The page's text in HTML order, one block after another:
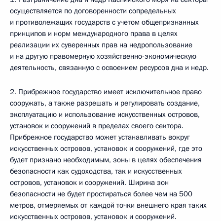
осуществляется по договоренности сопредельных
и противолежащих государств с учетом общепризнанных
принципов и норм международного права в целях
реализации их суверенных прав на недропользование
и на другую правомерную хозяйственно-экономическую
деятельность, связанную с освоением ресурсов дна и недр.
2. Прибрежное государство имеет исключительное право
сооружать, а также разрешать и регулировать создание,
эксплуатацию и использование искусственных островов,
установок и сооружений в пределах своего сектора.
Прибрежное государство может устанавливать вокруг
искусственных островов, установок и сооружений, где это
будет признано необходимым, зоны в целях обеспечения
безопасности как судоходства, так и искусственных
островов, установок и сооружений. Ширина зон
безопасности не будет простираться более чем на 500
метров, отмеряемых от каждой точки внешнего края таких
искусственных островов, установок и сооружений.